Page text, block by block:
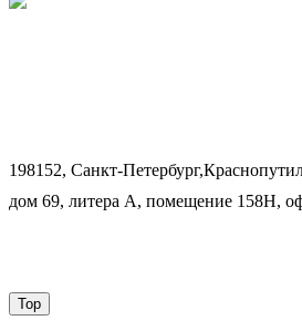
198152, Санкт-
дом 69, литера А, помещение 158Н,
Top